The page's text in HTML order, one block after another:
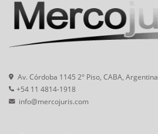
Av. Córdoba 1145 2° Piso, CABA, Argentina
+54 11 4814-1918
info@mercojuris.com